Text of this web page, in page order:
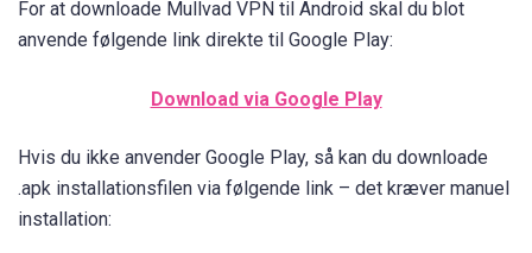
For at downloade Mullvad VPN til Android skal du blot
anvende følgende link direkte til Google Play:
Download via Google Play
Hvis du ikke anvender Google Play, så kan du downloade
.apk installationsfilen via følgende link – det kræver manuel
installation: